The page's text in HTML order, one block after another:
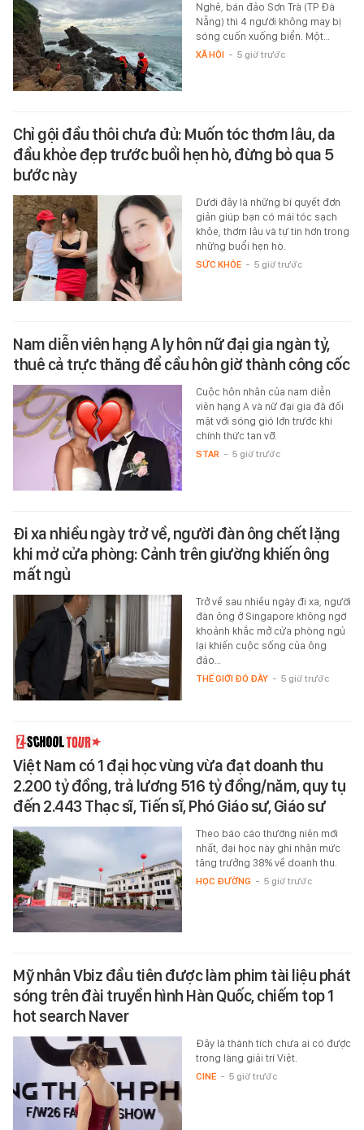
Nghê, bán đảo Sơn Trà (TP Đà
Nẵng) thì 4 người không may bị
sóng cuốn xuống biển. Một…
XÃ HỘI - 5 giờ trước
Chỉ gội đầu thôi chưa đủ: Muốn tóc thơm lâu, da
đầu khỏe đẹp trước buổi hẹn hò, đừng bỏ qua 5
bước này
Dưới đây là những bí quyết đơn
giản giúp bạn có mái tóc sạch
khỏe, thơm lâu và tự tin hơn trong
những buổi hẹn hò.
SỨC KHỎE - 5 giờ trước
Nam diễn viên hạng A ly hôn nữ đại gia ngàn tỷ,
thuê cả trực thăng để cầu hôn giờ thành công cốc
Cuộc hôn nhân của nam diễn
viên hạng A và nữ đại gia đã đối
mặt với sóng gió lớn trước khi
chính thức tan vỡ.
STAR - 5 giờ trước
Đi xa nhiều ngày trở về, người đàn ông chết lặng
khi mở cửa phòng: Cảnh trên giường khiến ông
mất ngủ
Trở về sau nhiều ngày đi xa, người
đàn ông ở Singapore không ngờ
khoảnh khắc mở cửa phòng ngủ
lại khiến cuộc sống của ông
đảo…
THẾ GIỚI ĐÓ ĐÂY - 5 giờ trước
Việt Nam có 1 đại học vùng vừa đạt doanh thu
2.200 tỷ đồng, trả lương 516 tỷ đồng/năm, quy tụ
đến 2.443 Thạc sĩ, Tiến sĩ, Phó Giáo sư, Giáo sư
Theo báo cáo thường niên mới
nhất, đại học này ghi nhận mức
tăng trưởng 38% về doanh thu.
HỌC ĐƯỜNG - 5 giờ trước
Mỹ nhân Vbiz đầu tiên được làm phim tài liệu phát
sóng trên đài truyền hình Hàn Quốc, chiếm top 1
hot search Naver
Đây là thành tích chưa ai có được
trong làng giải trí Việt.
CINE - 5 giờ trước